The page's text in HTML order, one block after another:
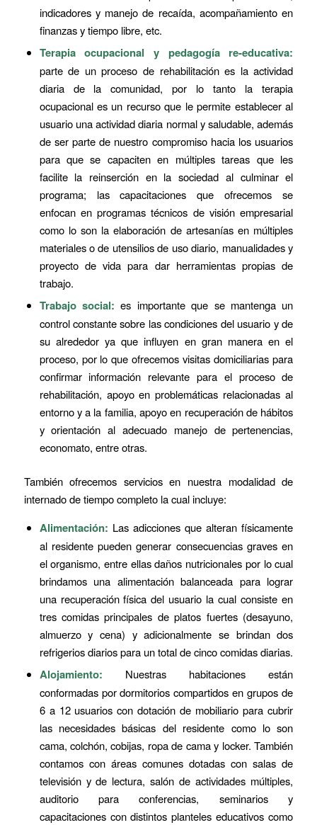
indicadores y manejo de recaída, acompañamiento en
finanzas y tiempo libre, etc.
Terapia ocupacional y pedagogía re-educativa:
parte de un proceso de rehabilitación es la actividad
diaria de la comunidad, por lo tanto la terapia
ocupacional es un recurso que le permite establecer al
usuario una actividad diaria normal y saludable, además
de ser parte de nuestro compromiso hacia los usuarios
para que se capaciten en múltiples tareas que les
facilite la reinserción en la sociedad al culminar el
programa; las capacitaciones que ofrecemos se
enfocan en programas técnicos de visión empresarial
como lo son la elaboración de artesanías en múltiples
materiales o de utensilios de uso diario, manualidades y
proyecto de vida para dar herramientas propias de
trabajo.
Trabajo social:es importante que se mantenga un
control constante sobre las condiciones del usuario y de
su alrededor ya que influyen en gran manera en el
proceso, por lo que ofrecemos visitas domiciliarias para
confirmar información relevante para el proceso de
rehabilitación, apoyo en problemáticas relacionadas al
entorno y a la familia, apoyo en recuperación de hábitos
y orientación al adecuado manejo de pertenencias,
economato, entre otras.
También ofrecemos servicios en nuestra modalidad de
internado de tiempo completo la cual incluye:
Alimentación: Las adicciones que alteran físicamente
al residente pueden generar consecuencias graves en
el organismo, entre ellas daños nutricionales por lo cual
brindamos una alimentación balanceada para lograr
una recuperación física del usuario la cual consiste en
tres comidas principales de platos fuertes (desayuno,
almuerzo y cena) y adicionalmente se brindan dos
refrigerios diarios para un total de cinco comidas diarias.
Alojamiento: Nuestras habitaciones están
conformadas por dormitorios compartidos en grupos de
6 a 12 usuarios con dotación de mobiliario para cubrir
las necesidades básicas del residente como lo son
cama, colchón, cobijas, ropa de cama y locker. También
contamos con áreas comunes dotadas con salas de
televisión y de lectura, salón de actividades múltiples,
auditorio para conferencias, seminarios y
capacitaciones con distintos planteles educativos como